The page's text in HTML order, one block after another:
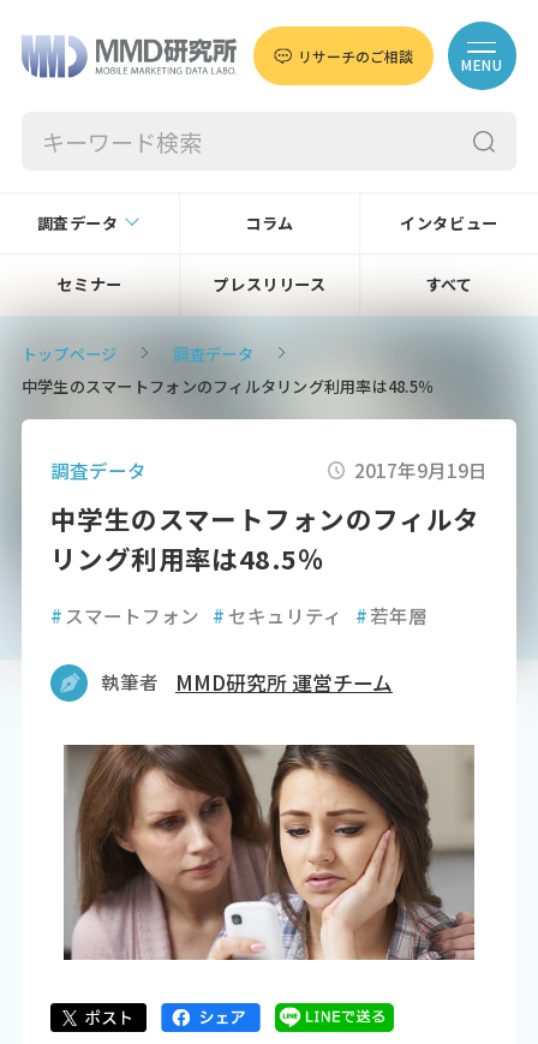
リサーチのご相談 MENU
調査データ コラム インタビュー
セミナー プレスリリース すべて
トップページ
調査データ
中学生のスマートフォンのフィルタリング利用率は48.5％
調査データ 2017年9月19日
中学生のスマートフォンのフィルタ
リング利用率は48.5％
# スマートフォン #セキュリティ #若年層
執筆者 MMD研究所 運営チーム